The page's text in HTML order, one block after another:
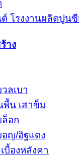
โรงงานผลิตปูน
าง
ลเบา
พื้น เสาข็ม
ล็อก
อญ/อิฐแดง
บื้องหลังคา